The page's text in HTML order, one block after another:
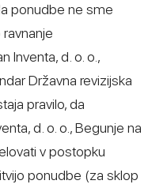
ponudbe ne sme
Inventa, d. o. o.,
Državna revizijska
pravilo, da
d. o. o., Begunje na
v postopku
ponudbe (za sklop